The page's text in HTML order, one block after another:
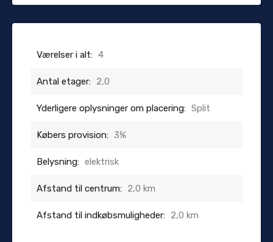
Værelser i alt: 4
Antal etager: 2,0
Yderligere oplysninger om placering: Split
Købers provision: 3%
Belysning: elektrisk
Afstand til centrum: 2,0 km
Afstand til indkøbsmuligheder: 2,0 km